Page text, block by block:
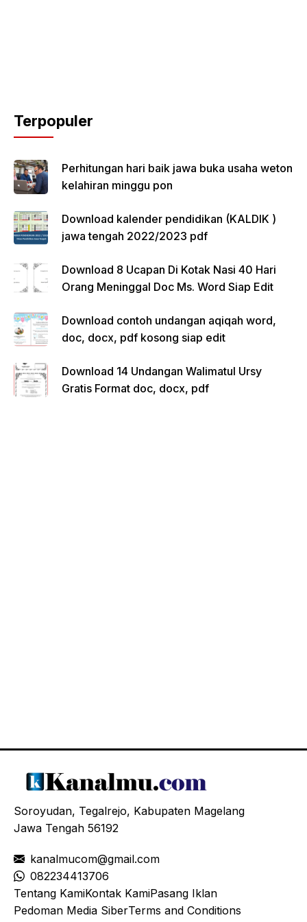
Terpopuler
Perhitungan hari baik jawa buka usaha weton
kelahiran minggu pon
Download kalender pendidikan (KALDIK )
jawa tengah 2022/2023 pdf
Download 8 Ucapan Di Kotak Nasi 40 Hari
Orang Meninggal Doc Ms. Word Siap Edit
Download contoh undangan aqiqah word,
doc, docx, pdf kosong siap edit
Download 14 Undangan Walimatul Ursy
Gratis Format doc, docx, pdf
Soroyudan, Tegalrejo, Kabupaten Magelang
Jawa Tengah 56192
kanalmucom@gmail.com
082234413706
Tentang KamiKontak KamiPasang Iklan
Pedoman Media SiberTerms and Conditions